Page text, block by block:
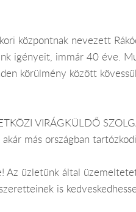
központnak nevezett
igényeit, immár 40 éve.
körülmény között
VIRÁGKÜLDŐ
más országban
Az üzletünk által
is